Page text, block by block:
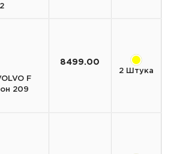
F
209
8499.00
2 Штука